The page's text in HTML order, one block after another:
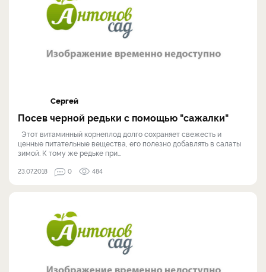
Сергей
Посев черной редьки с помощью "сажалки"
Этот витаминный корнеплод долго сохраняет свежесть и
ценные питательные вещества, его полезно добавлять в салаты
зимой. К тому же редьке при...
23.07.2018 0 484